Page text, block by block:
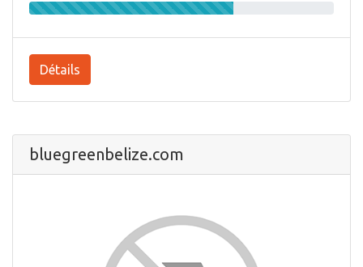
Détails
bluegreenbelize.com